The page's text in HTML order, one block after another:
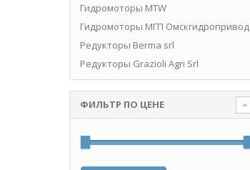
Гидромоторы MTW
Гидромоторы МГП Омскгидропривод
Редукторы Berma srl
Редукторы Grazioli Agri Srl
ФИЛЬТР ПО ЦЕНЕ